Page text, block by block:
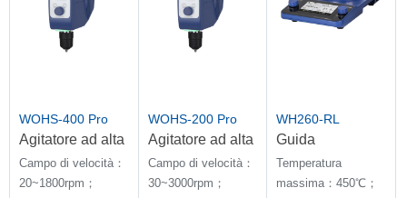
WOHS-400 Pro
Agitatore ad alta
velocità e coppia
elevata
Campo di velocità：
20~1800rpm；
WOHS-200 Pro
Agitatore ad alta
velocità e coppia
elevata
Campo di velocità：
30~3000rpm；
WH260-RL
Guida
magnetica con
piastra
Temperatura
massima：450℃；